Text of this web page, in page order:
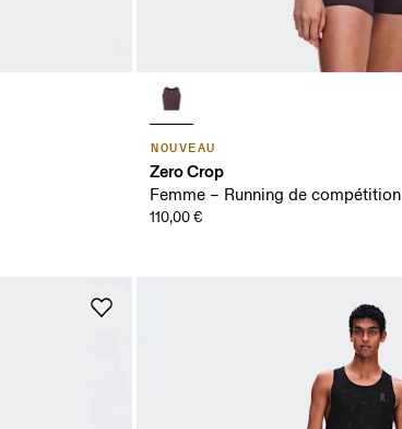
NOUVEAU
Zero Crop
Femme – Running de compétition
110,00 €